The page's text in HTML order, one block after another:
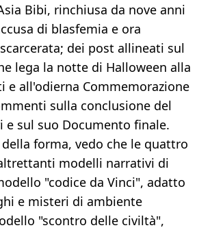
Bibi, rinchiusa da nove anni
di blasfemia e ora
dei post allineati sul
lega la notte di Halloween alla
e all'odierna Commemorazione
sulla conclusione del
e sul suo Documento finale.
forma, vedo che le quattro
modelli narrativi di
"codice da Vinci", adatto
e misteri di ambiente
"scontro delle civiltà",